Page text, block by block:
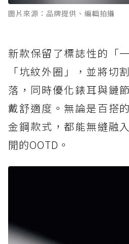
圖片來源：品牌提供、編輯拍攝
新款保留了標誌性的「
「坑紋外圈」，並將切
落，同時優化錶耳與鏈
戴舒適度。無論是百搭
金鋼款式，都能無縫融
閒的OOTD。